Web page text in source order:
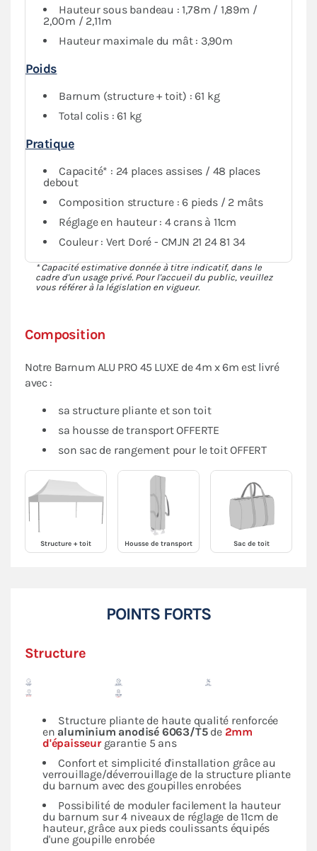
Composition
Notre Barnum ALU PRO 45 LUXE de 4m x 6m est livré
avec :
sa structure pliante et son toit
sa housse de transport OFFERTE
son sac de rangement pour le toit OFFERT
Structure + toit Housse de transport Sac de toit
Hauteur sous bandeau : 1,78m / 1,89m /
2,00m / 2,11m
Hauteur maximale du mât : 3,90m
Poids
Barnum (structure + toit) : 61 kg
Total colis : 61 kg
Pratique
Capacité* : 24 places assises / 48 places
debout
Composition structure : 6 pieds / 2 mâts
Réglage en hauteur : 4 crans à 11cm
Couleur : Vert Doré - CMJN 21 24 81 34
* Capacité estimative donnée à titre indicatif, dans le
cadre d'un usage privé. Pour l'accueil du public, veuillez
vous référer à la législation en vigueur.
POINTS FORTS
Structure
Structure pliante de haute qualité renforcée
en aluminium anodisé 6063/T5de 2mm
d'épaisseurgarantie 5 ans
Confort et simplicité d'installation grâce au
verrouillage/déverrouillage de la structure pliante
du barnum avec des goupilles enrobées
Possibilité de moduler facilement la hauteur
du barnum sur 4 niveaux de réglage de 11cm de
hauteur, grâce aux pieds coulissants équipés
d'une goupille enrobée